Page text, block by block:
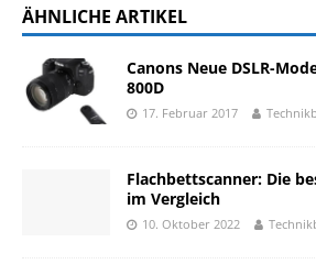
ÄHNLICHE ARTIKEL
Canons Neue DSLR-
800D
17. Februar 2017
Flachbettscanner: Die
im Vergleich
10. Oktober 2022